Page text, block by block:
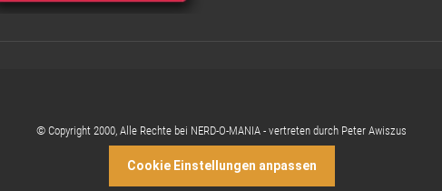
© Copyright 2000, Alle Rechte bei NERD-O-MANIA - vertreten durch Peter Awiszus
Cookie Einstellungen anpassen